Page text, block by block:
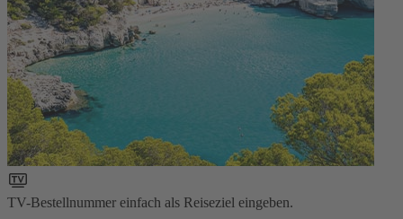
TV-Bestellnummer einfach als Reiseziel eingeben.